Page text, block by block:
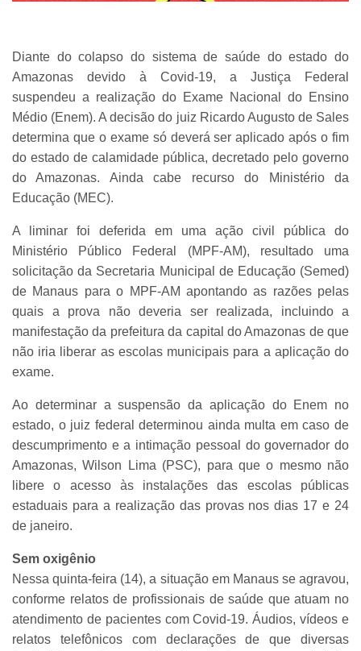
Diante do colapso do sistema de saúde do estado do
Amazonas devido à Covid-19, a Justiça Federal
suspendeu a realização do Exame Nacional do Ensino
Médio (Enem). A decisão do juiz Ricardo Augusto de Sales
determina que o exame só deverá ser aplicado após o fim
do estado de calamidade pública, decretado pelo governo
do Amazonas. Ainda cabe recurso do Ministério da
Educação (MEC).
A liminar foi deferida em uma ação civil pública do
Ministério Público Federal (MPF-AM), resultado uma
solicitação da Secretaria Municipal de Educação (Semed)
de Manaus para o MPF-AM apontando as razões pelas
quais a prova não deveria ser realizada, incluindo a
manifestação da prefeitura da capital do Amazonas de que
não iria liberar as escolas municipais para a aplicação do
exame.
Ao determinar a suspensão da aplicação do Enem no
estado, o juiz federal determinou ainda multa em caso de
descumprimento e a intimação pessoal do governador do
Amazonas, Wilson Lima (PSC), para que o mesmo não
libere o acesso às instalações das escolas públicas
estaduais para a realização das provas nos dias 17 e 24
de janeiro.
Sem oxigênio
Nessa quinta-feira (14), a situação em Manaus se agravou,
conforme relatos de profissionais de saúde que atuam no
atendimento de pacientes com Covid-19. Áudios, vídeos e
relatos telefônicos com declarações de que diversas